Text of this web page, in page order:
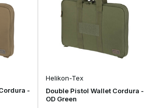
des Transports gut geschützt ist.
Platz für ein oder mehrere
Designs passt eine Single Pistol Bag
, sodass du deine Ausrüstung
-
Helikon-Tex
Double Pistol Wallet Cordura -
OD Green